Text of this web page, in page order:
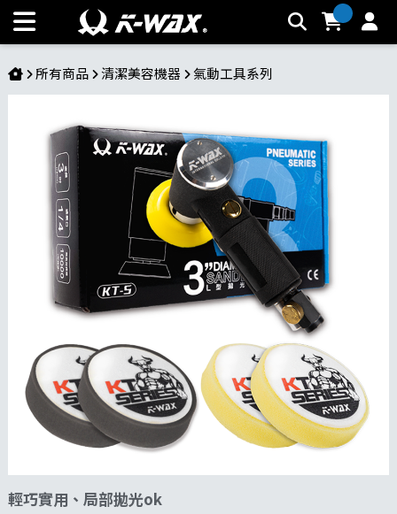
L型3吋氣動研磨機 | K-WAX台灣汽車美容材料
所有商品 清潔美容機器 氣動工具系列
輕巧實用、局部拋光ok